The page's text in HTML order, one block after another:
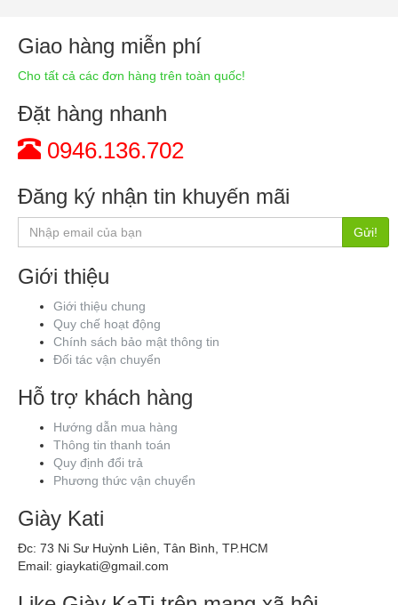
Giao hàng miễn phí
Cho tất cả các đơn hàng trên toàn quốc!
Đặt hàng nhanh
0946.136.702
Đăng ký nhận tin khuyến mãi
Gửi!
Giới thiệu
Giới thiệu chung
Quy chế hoạt động
Chính sách bảo mật thông tin
Đối tác vận chuyển
Hỗ trợ khách hàng
Hướng dẫn mua hàng
Thông tin thanh toán
Quy định đổi trả
Phương thức vận chuyển
Giày Kati
Đc: 73 Ni Sư Huỳnh Liên, Tân Bình, TP.HCM
Email: giaykati@gmail.com